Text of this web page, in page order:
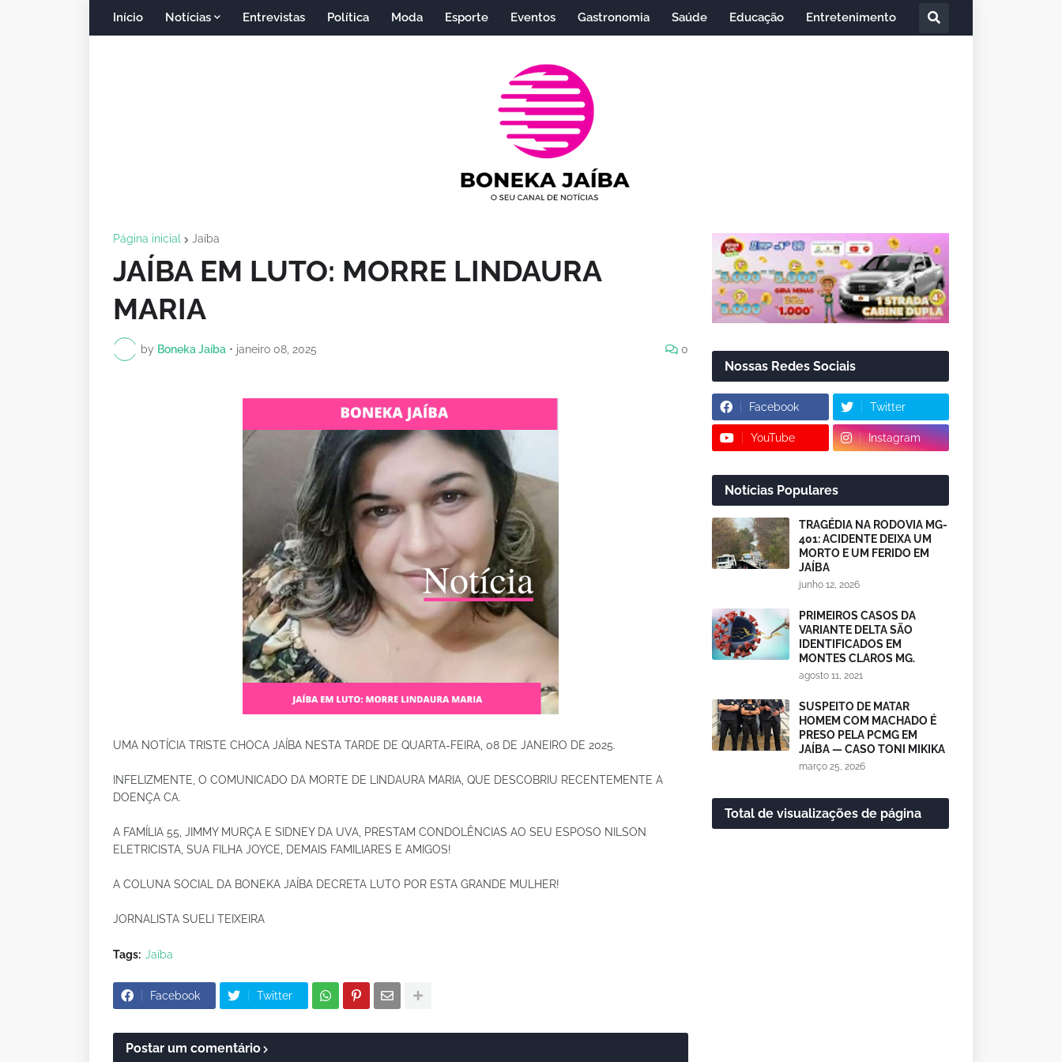
Início Notícias Entrevistas Política Moda Esporte Eventos Gastronomia Saúde Educação Entretenimento
Página inicial Jaíba
JAÍBA EM LUTO: MORRE LINDAURA
MARIA
by Boneka Jaíba • janeiro 08, 2025 0
UMA NOTÍCIA TRISTE CHOCA JAÍBA NESTA TARDE DE QUARTA-FEIRA, 08 DE JANEIRO DE 2025.
INFELIZMENTE, O COMUNICADO DA MORTE DE LINDAURA MARIA, QUE DESCOBRIU RECENTEMENTE A
DOENÇA CA.
A FAMÍLIA 55, JIMMY MURÇA E SIDNEY DA UVA, PRESTAM CONDOLÊNCIAS AO SEU ESPOSO NILSON
ELETRICISTA, SUA FILHA JOYCE, DEMAIS FAMILIARES E AMIGOS!
A COLUNA SOCIAL DA BONEKA JAÍBA DECRETA LUTO POR ESTA GRANDE MULHER!
JORNALISTA SUELI TEIXEIRA
Tags: Jaíba
Facebook Twitter
Postar um comentário
Nossas Redes Sociais
Facebook Twitter
YouTube Instagram
Notícias Populares
TRAGÉDIA NA RODOVIA MG-
401: ACIDENTE DEIXA UM
MORTO E UM FERIDO EM
JAÍBA
junho 12, 2026
PRIMEIROS CASOS DA
VARIANTE DELTA SÃO
IDENTIFICADOS EM
MONTES CLAROS MG.
agosto 11, 2021
SUSPEITO DE MATAR
HOMEM COM MACHADO É
PRESO PELA PCMG EM
JAÍBA — CASO TONI MIKIKA
março 25, 2026
Total de visualizações de página